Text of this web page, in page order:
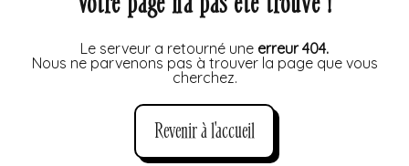
Le serveur a retourné une erreur 404.
Nous ne parvenons pas à trouver la page que vous
cherchez.
Revenir à l'accueil